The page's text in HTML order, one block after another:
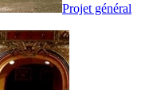
Projet général